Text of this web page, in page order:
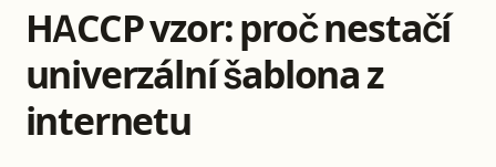
HACCP vzor: proč nestačí
univerzální šablona z
internetu